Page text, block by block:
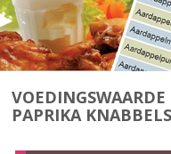
PAPRIKA KNABBELS